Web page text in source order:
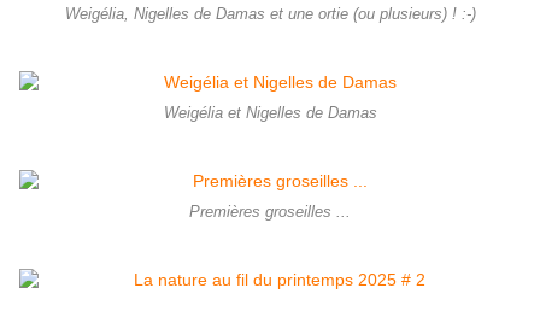
Weigélia, Nigelles de Damas et une ortie (ou plusieurs) ! :-)
Weigélia et Nigelles de Damas
Premières groseilles ...